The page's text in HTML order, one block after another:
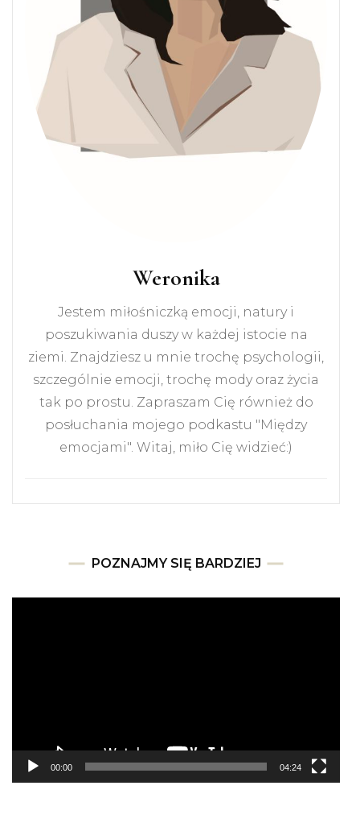
Weronika
Jestem miłośniczką emocji, natury i
poszukiwania duszy w każdej istocie na
ziemi. Znajdziesz u mnie trochę psychologii,
szczególnie emocji, trochę mody oraz życia
tak po prostu. Zapraszam Cię również do
posłuchania mojego podkastu "Między
emocjami". Witaj, miło Cię widzieć:)
POZNAJMY SIĘ BARDZIEJ
00:00 04:24